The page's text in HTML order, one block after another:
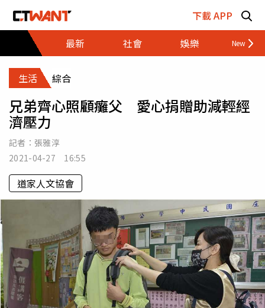
下載 APP
最新
社會 娛樂 財經
生活 綜合
兄弟齊心照顧癱父 愛心捐贈助減輕經
濟壓力
記者： 張雅淳
2021-04-27 16:55
道家人文協會